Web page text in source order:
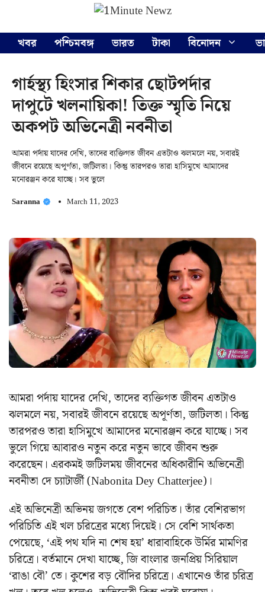
content
খবর
পশ্চিমবঙ্গ ভারত টাকা বিনোদন
গার্হস্থ্য হিংসার শিকার ছোটপর্দার
দাপুটে খলনায়িকা! তিক্ত স্মৃতি নিয়ে
অকপট অভিনেত্রী নবনীতা
আমরা পর্দায় যাদের দেখি, তাদের ব্যক্তিগত জীবন এতটাও ঝলমলে নয়, সবারই
জীবনে রয়েছে অপূর্ণতা, জটিলতা। কিন্তু তারপরও তারা হাসিমুখে আমাদের
মনোরঞ্জন করে যাচ্ছে। সব ভুলে
Saranna March 11, 2023
আমরা পর্দায় যাদের দেখি, তাদের ব্যক্তিগত জীবন এতটাও
ঝলমলে নয়, সবারই জীবনে রয়েছে অপূর্ণতা, জটিলতা। কিন্তু
তারপরও তারা হাসিমুখে আমাদের মনোরঞ্জন করে যাচ্ছে। সব
ভুলে গিয়ে আবারও নতুন করে নতুন ভাবে জীবন শুরু
করেছেন। এরকমই জটিলময় জীবনের অধিকারীনি অভিনেত্রী
নবনীতা দে চ্যাটার্জী (Nabonita Dey Chatterjee)।
এই অভিনেত্রী অভিনয় জগতে বেশ পরিচিত। তাঁর বেশিরভাগ
পরিচিতি এই খল চরিত্রের মধ্যে দিয়েই। সে বেশি সার্থকতা
পেয়েছে, ‘এই পথ যদি না শেষ হয়’ ধারাবাহিকে উর্মির মামণির
চরিত্রে। বর্তমানে দেখা যাচ্ছে, জি বাংলার জনপ্রিয় সিরিয়াল
‘রাঙা বৌ’ তে। কুশের বড় বৌদির চরিত্রে। এখানেও তাঁর চরিত্র